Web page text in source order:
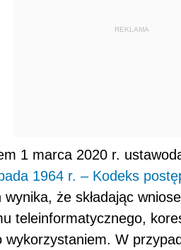
REKLAMA
1 marca 2020 r.
1964 r. – Kodeks
że składając
teleinformatycznego,
W